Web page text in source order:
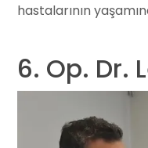
hastalarının
6. Op. Dr.